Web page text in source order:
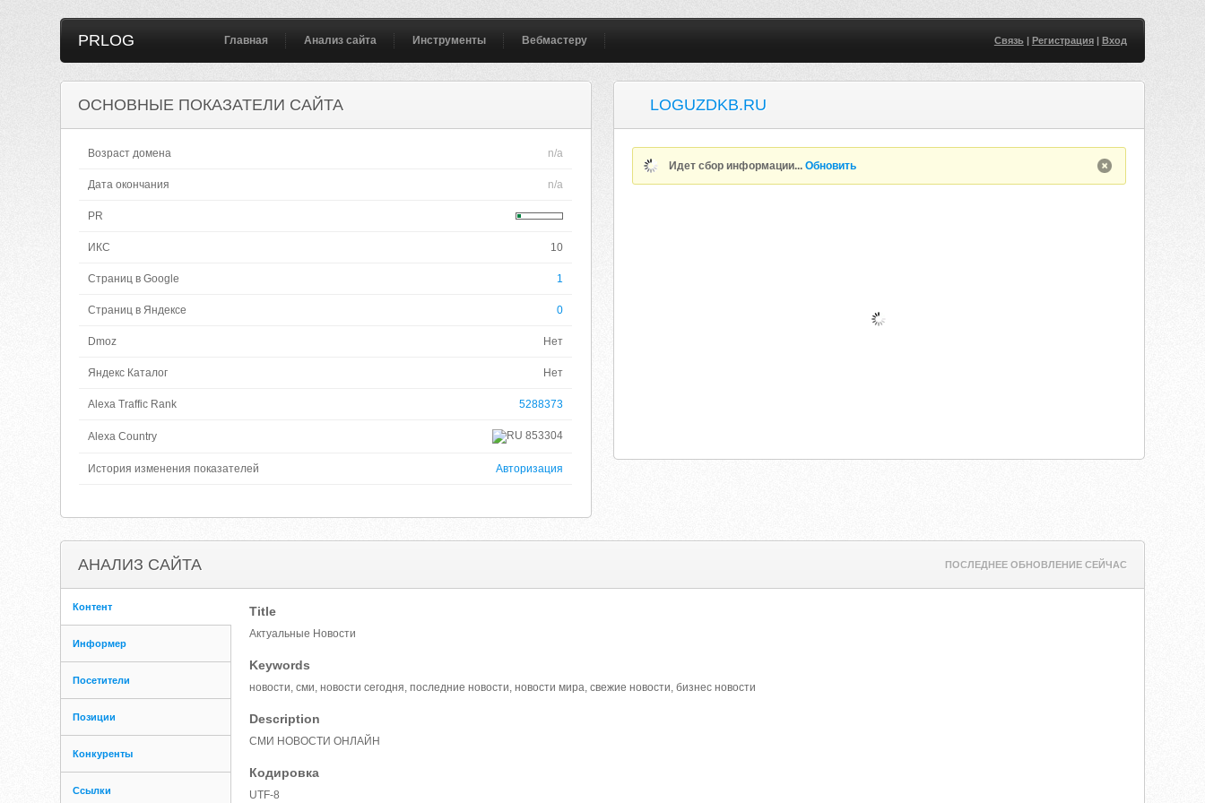
PRLOG Главная Анализ сайта Инструменты Вебмастеру Связь| Регистрация| Вход
ОСНОВНЫЕ ПОКАЗАТЕЛИ САЙТА
Возраст домена n/a
Дата окончания n/a
PR
ИКС 10
Страниц в Google 1
Страниц в Яндексе 0
Dmoz Нет
Яндекс Каталог Нет
Alexa Traffic Rank 5288373
Alexa Country 853304
История изменения показателей Авторизация
LOGUZDKB.RU
Идет сбор информации...Обновить
АНАЛИЗ САЙТА ПОСЛЕДНЕЕ ОБНОВЛЕНИЕ СЕЙЧАС
Контент
Информер
Посетители
Позиции
Конкуренты
Ссылки
Title
Актуальные Новости
Keywords
новости, сми, новости сегодня, последние новости, новости мира, свежие новости, бизнес новости
Description
СМИ НОВОСТИ ОНЛАЙН
Кодировка
UTF-8